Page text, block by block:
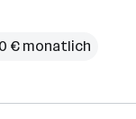
€ monatlich